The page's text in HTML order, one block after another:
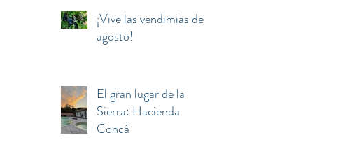
¡Vive las vendimias de
agosto!
El gran lugar de la
Sierra: Hacienda
Concá